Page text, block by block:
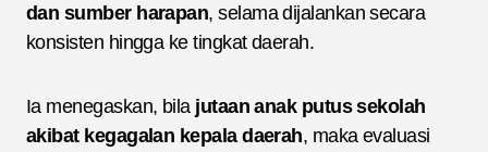
dan sumber harapan, selama dijalankan secara
konsisten hingga ke tingkat daerah.
Ia menegaskan, bila jutaan anak putus sekolah
akibat kegagalan kepala daerah, maka evaluasi